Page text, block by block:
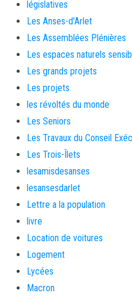
législatives
Les Anses-d'Arlet
Les Assemblées Plénières
Les espaces naturels
Les grands projets
Les projets
les révoltés du monde
Les Seniors
Les Travaux du Conseil
Les Trois-Îlets
lesamisdesanses
lesansesdarlet
Lettre a la population
livre
Location de voitures
Logement
Lycées
Macron